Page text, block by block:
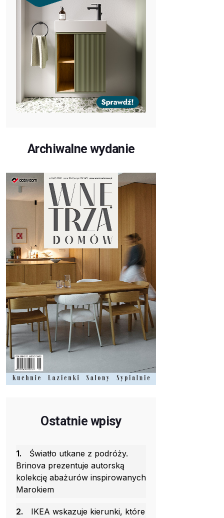
Archiwalne wydanie
Ostatnie wpisy
1.
Światło utkane z podróży.
Brinova prezentuje autorską
kolekcję abażurów inspirowanych
Marokiem
2.
IKEA wskazuje kierunki, które